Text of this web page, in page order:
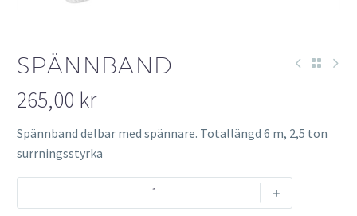
SPÄNNBAND
265,00 kr
Spännband delbar med spännare. Totallängd 6 m, 2,5 ton
surrningsstyrka
-
Spännband
mängd
+